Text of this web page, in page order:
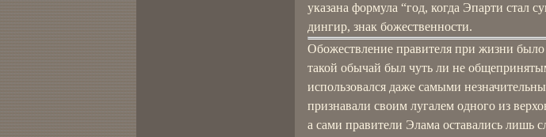
указана формула “год, когда Эпарти стал
дингир, знак божественности.
Обожествление правителя при жизни
такой обычай был чуть ли не
использовался даже самыми
признавали своим лугалем одного из
а сами правители Элама оставались лишь